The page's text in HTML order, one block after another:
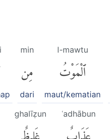
l-mawtu
ٱلْمَوْتُ
maut/kematian
min
مِن
dari
ʿadhābun
عَذَابٌ
ghalīẓun
غَلِيظٌ